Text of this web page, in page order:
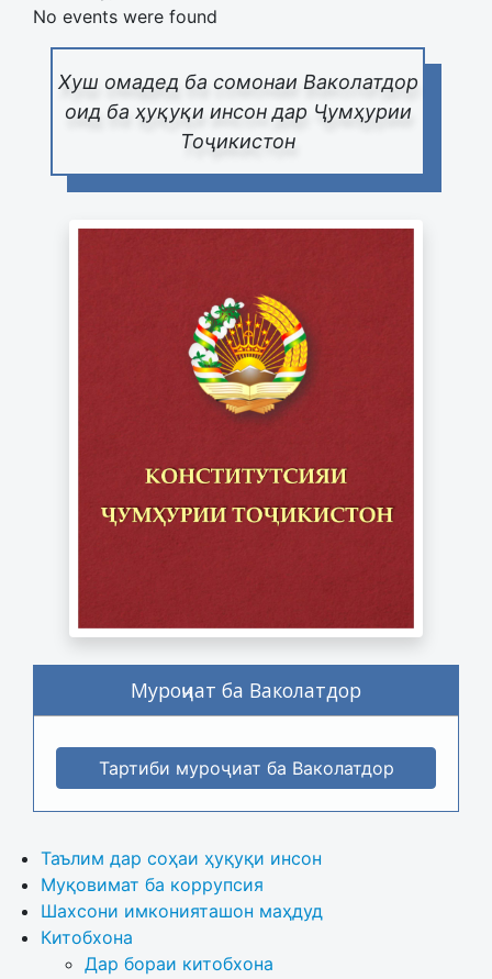
Хуш омадед ба сомонаи Ваколатдор
оид ба ҳуқуқи инсон дар Ҷумҳурии
Тоҷикистон
Муроҷиат ба Ваколатдор
Тартиби муроҷиат ба Ваколатдор
Таълим дар соҳаи ҳуқуқи инсон
Муқовимат ба коррупсия
Шахсони имконияташон маҳдуд
Китобхона
Дар бораи китобхона
No events were found